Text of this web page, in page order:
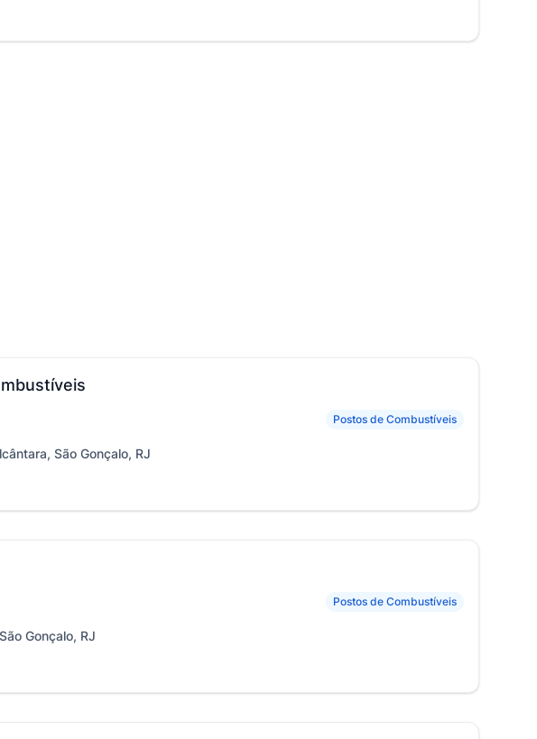
Postos de Combustíveis
São Gonçalo, RJ
Postos de Combustíveis
Gonçalo, RJ